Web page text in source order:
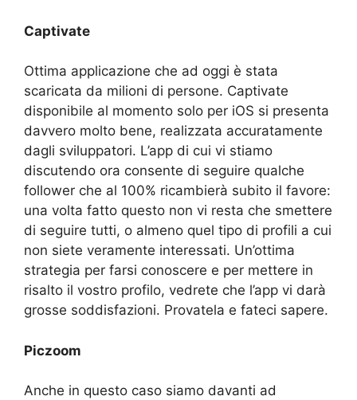
Captivate
Ottima applicazione che ad oggi è stata
scaricata da milioni di persone. Captivate
disponibile al momento solo per iOS si presenta
davvero molto bene, realizzata accuratamente
dagli sviluppatori. L’app di cui vi stiamo
discutendo ora consente di seguire qualche
follower che al 100% ricambierà subito il favore:
una volta fatto questo non vi resta che smettere
di seguire tutti, o almeno quel tipo di profili a cui
non siete veramente interessati. Un’ottima
strategia per farsi conoscere e per mettere in
risalto il vostro profilo, vedrete che l’app vi darà
grosse soddisfazioni. Provatela e fateci sapere.
Piczoom
Anche in questo caso siamo davanti ad